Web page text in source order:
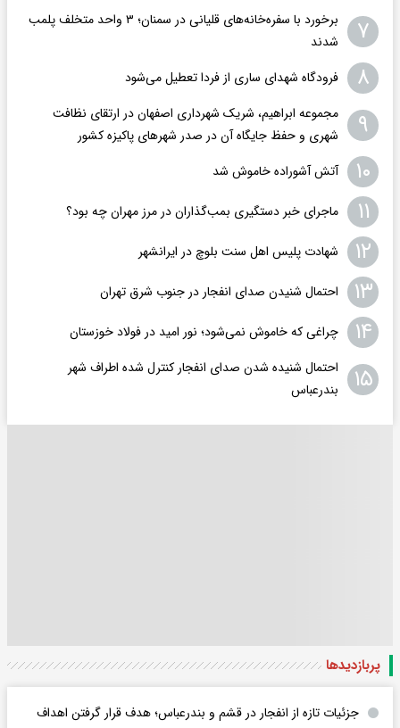
۷
برخورد با سفره‌خانه‌های قلیانی در سمنان؛ ۳ واحد متخلف پلمب
شدند
۸ فرودگاه ‌شهدای ساری از فردا تعطیل می‌شود
۹
مجموعه ابراهیم، شریک شهرداری اصفهان در ارتقای نظافت
شهری و حفظ جایگاه آن در صدر شهرهای پاکیزه کشور
۱۰ آتش آشوراده خاموش شد
۱۱ ماجرای خبر دستگیری بمب‌گذاران در مرز مهران چه بود؟
۱۲ شهادت پلیس اهل سنت بلوچ در ایرانشهر
۱۳ احتمال شنیدن صدای انفجار در جنوب شرق تهران
۱۴ چراغی که خاموش نمی‌شود؛ نور امید در فولاد خوزستان
۱۵
احتمال شنیده شدن صدای انفجار کنترل شده اطراف شهر
بندرعباس
پربازدید‌ها
جزئیات تازه از انفجار در قشم و بندرعباس؛ هدف قرار گرفتن اهداف